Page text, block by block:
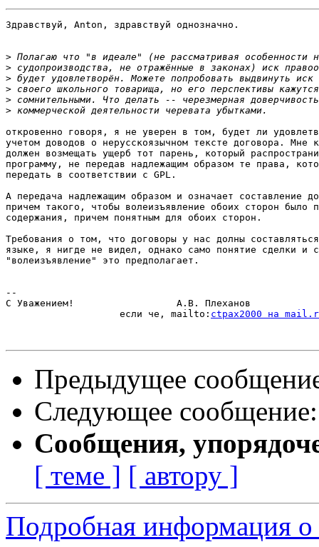
Здравствуй, Anton, здравствуй однозначно.
>
>
>
>
>
>
откровенно говоря, я не уверен в том, будет ли
учетом доводов о нерусскоязычном тексте договора. Мне
должен возмещать ущерб тот парень, который
программу, не передав надлежащим образом те права,
передать в соответствии с GPL.
А передача надлежащим образом и означает составление
причем такого, чтобы волеизъявление обоих сторон было
содержания, причем понятным для обоих сторон.
Требования о том, что договоры у нас долны
языке, я нигде не видел, однако само понятие сделки и
"волеизъявление" это предполагает.
--
С Уважением!                  А.В. Плеханов
                    если че, mailto:
ctpax2000 на
Предыдущее
Следующее
Сообщения,
[ теме ] [ автору ]
Подробная информация о